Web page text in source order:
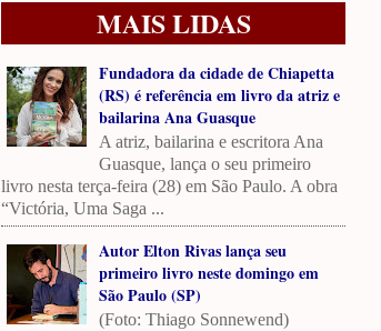
MAIS LIDAS
Fundadora da cidade de Chiapetta
(RS) é referência em livro da atriz e
bailarina Ana Guasque
A atriz, bailarina e escritora Ana
Guasque, lança o seu primeiro
livro nesta terça-feira (28) em São Paulo. A obra
“Victória, Uma Saga ...
Autor Elton Rivas lança seu
primeiro livro neste domingo em
São Paulo (SP)
(Foto: Thiago Sonnewend)